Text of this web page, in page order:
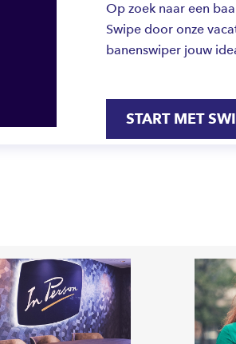
Op zoek naar een
Swipe door onze
banenswiper jouw
START MET